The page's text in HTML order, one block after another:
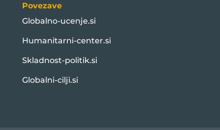
Povezave
Globalno-ucenje.si
Humanitarni-center.si
Skladnost-politik.si
Globalni-cilji.si